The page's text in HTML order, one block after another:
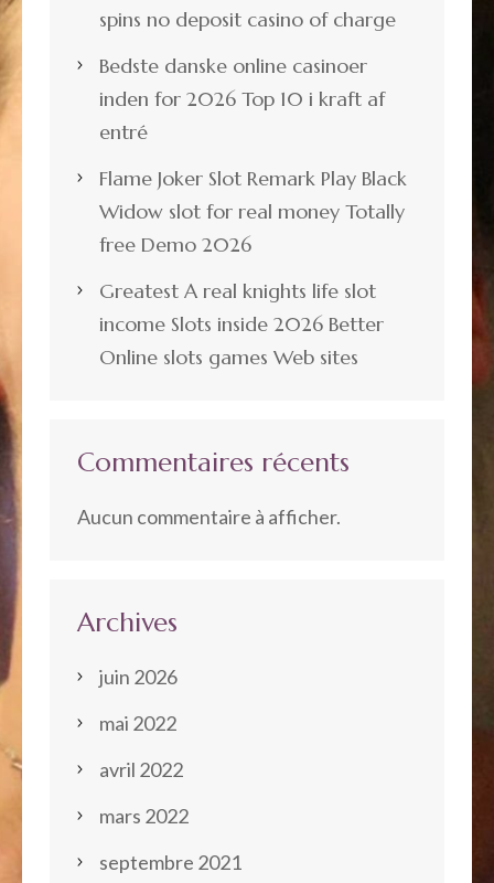
spins no deposit casino of charge
Bedste danske online casinoer
inden for 2026 Top 10 i kraft af
entré
Flame Joker Slot Remark Play Black
Widow slot for real money Totally
free Demo 2026
Greatest A real knights life slot
income Slots inside 2026 Better
Online slots games Web sites
Commentaires récents
Aucun commentaire à afficher.
Archives
juin 2026
mai 2022
avril 2022
mars 2022
septembre 2021